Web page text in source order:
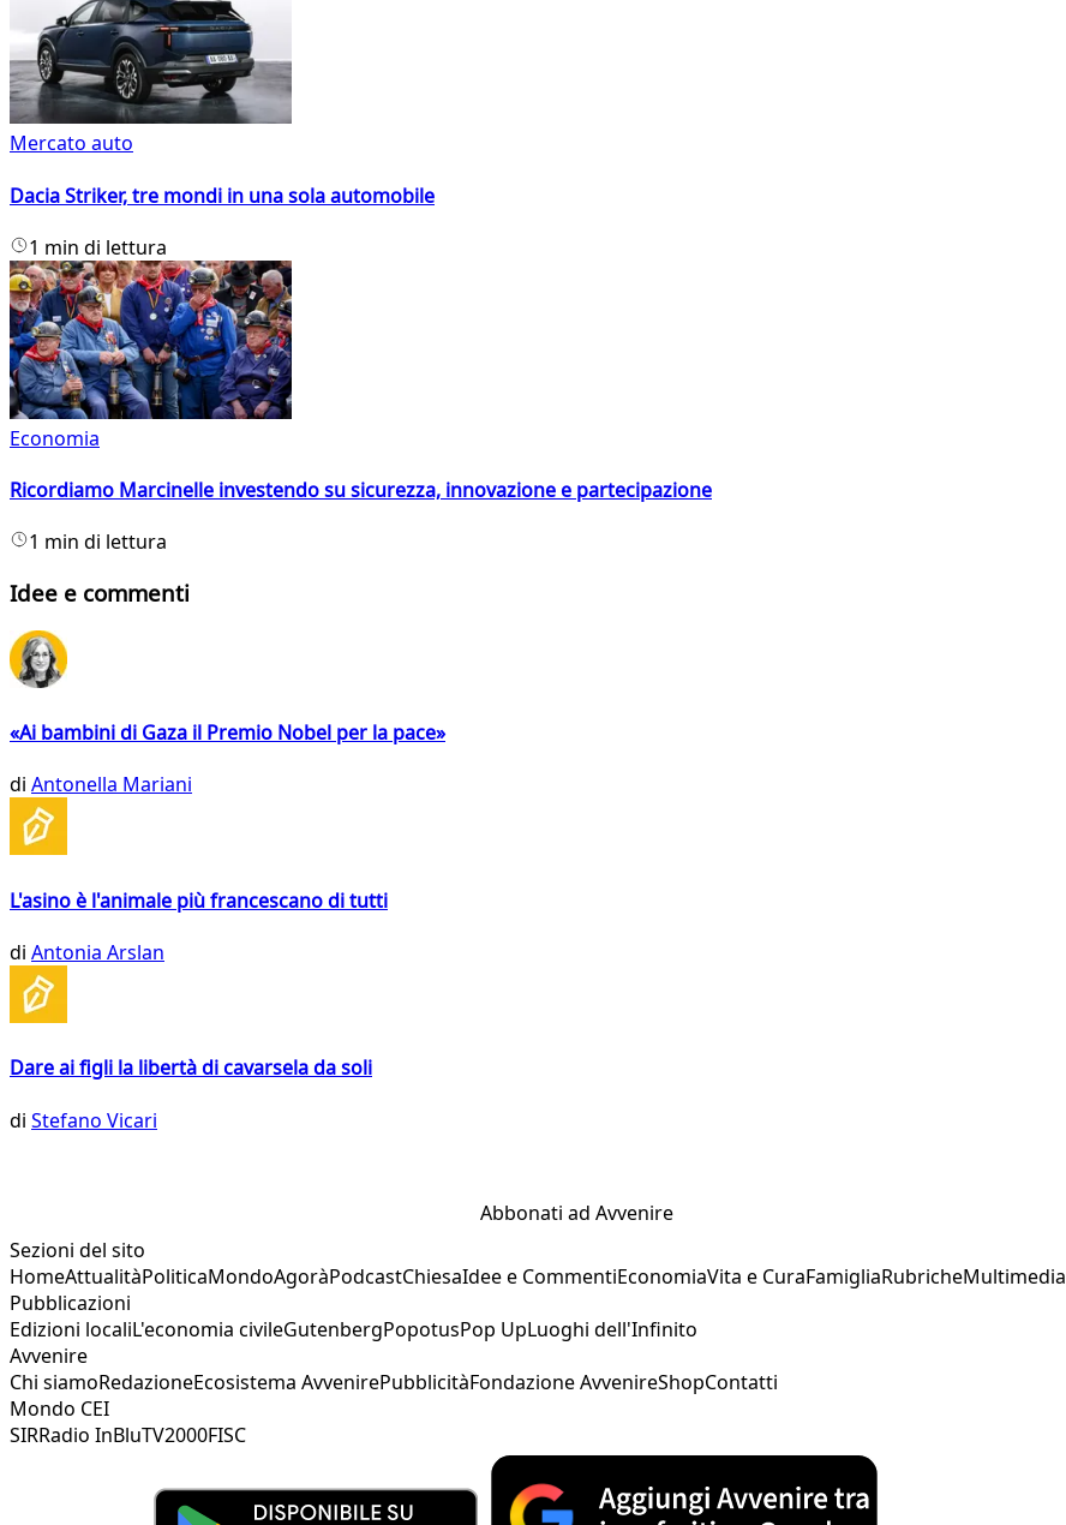
Mercato auto
Dacia Striker, tre mondi in una sola automobile
1 min di lettura
Economia
Ricordiamo Marcinelle investendo su sicurezza, innovazione e partecipazione
1 min di lettura
Idee e commenti
«Ai bambini di Gaza il Premio Nobel per la pace»
di Antonella Mariani
L'asino è l'animale più francescano di tutti
di Antonia Arslan
Dare ai figli la libertà di cavarsela da soli
di Stefano Vicari
Abbonati ad Avvenire
Sezioni del sito
HomeAttualitàPoliticaMondoAgoràPodcastChiesaIdee e CommentiEconomiaVita e CuraFamigliaRubricheMultimedia
Pubblicazioni
Edizioni localiL'economia civileGutenbergPopotusPop UpLuoghi dell'Infinito
Avvenire
Chi siamoRedazioneEcosistema AvvenirePubblicitàFondazione AvvenireShopContatti
Mondo CEI
SIRRadio InBluTV2000FISC